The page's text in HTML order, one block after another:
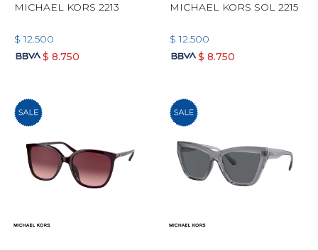
MICHAEL KORS 2213
$ 12.500
$ 8.750
MICHAEL KORS SOL 2215
$ 12.500
$ 8.750